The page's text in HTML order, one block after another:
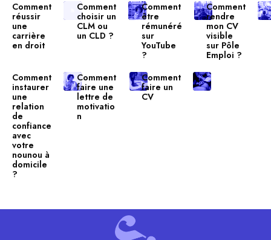
Comment
réussir
une
carrière
en droit
Comment
choisir un
CLM ou
un CLD ?
Comment
être
rémunéré
sur
YouTube
?
Comment
rendre
mon CV
visible
sur Pôle
Emploi ?
Comment
instaurer
une
relation
de
confiance
avec
votre
nounou à
domicile
?
Comment
faire une
lettre de
motivatio
n
Comment
faire un
CV